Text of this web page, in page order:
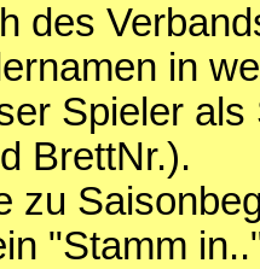
des
in
Spieler
BrettNr.).
zu
"Stamm